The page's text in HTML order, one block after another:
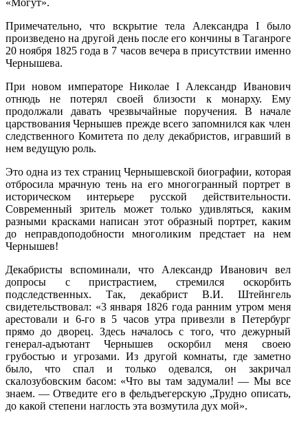
Примечательно, что вскрытие тела Александра I было
произведено на другой день после его кончины в Таганроге
20 ноября 1825 года в 7 часов вечера в присутствии именно
Чернышева.
При новом императоре Николае I Александр Иванович
отнюдь не потерял своей близости к монарху. Ему
продолжали давать чрезвычайные поручения. В начале
царствования Чернышев прежде всего запомнился как член
следственного Комитета по делу декабристов, игравший в
нем ведущую роль.
Это одна из тех страниц Чернышевской биографии, которая
отбросила мрачную тень на его многогранный портрет в
историческом интерьере русской действительности.
Современный зритель может только удивляться, каким
разными красками написан этот образный портрет, каким
до неправдоподобности многоликим предстает на нем
Чернышев!
Декабристы вспоминали, что Александр Иванович вел
допросы с пристрастием, стремился оскорбить
подследственных. Так, декабрист В.И. Штейнгель
свидетельствовал: «3 января 1826 года ранним утром меня
арестовали и 6-го в 5 часов утра привезли в Петербург
прямо до дворец. Здесь началось с того, что дежурный
генерал-адъютант Чернышев оскорбил меня своею
грубостью и угрозами. Из другой комнаты, где заметно
было, что спал и только одевался, он закричал
скалозубовским басом: «Что вы там задумали! — Мы все
знаем. — Отведите его в фельдъегерскую „Трудно описать,
до какой степени наглость эта возмутила дух мой».